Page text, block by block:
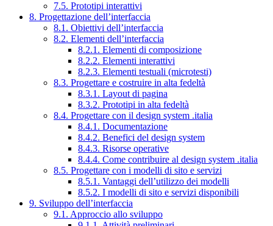
7.5. Prototipi interattivi
8. Progettazione dell’interfaccia
8.1. Obiettivi dell’interfaccia
8.2. Elementi dell’interfaccia
8.2.1. Elementi di composizione
8.2.2. Elementi interattivi
8.2.3. Elementi testuali (microtesti)
8.3. Progettare e costruire in alta fedeltà
8.3.1. Layout di pagina
8.3.2. Prototipi in alta fedeltà
8.4. Progettare con il design system .italia
8.4.1. Documentazione
8.4.2. Benefici del design system
8.4.3. Risorse operative
8.4.4. Come contribuire al design system .italia
8.5. Progettare con i modelli di sito e servizi
8.5.1. Vantaggi dell’utilizzo dei modelli
8.5.2. I modelli di sito e servizi disponibili
9. Sviluppo dell’interfaccia
9.1. Approccio allo sviluppo